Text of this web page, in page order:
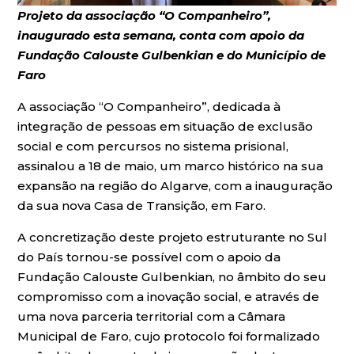
Projeto da associação “O Companheiro”,
inaugurado esta semana, conta com apoio da
Fundação Calouste Gulbenkian e do Município de
Faro
A associação “O Companheiro”, dedicada à
integração de pessoas em situação de exclusão
social e com percursos no sistema prisional,
assinalou a 18 de maio, um marco histórico na sua
expansão na região do Algarve, com a inauguração
da sua nova Casa de Transição, em Faro.
A concretização deste projeto estruturante no Sul
do País tornou-se possível com o apoio da
Fundação Calouste Gulbenkian, no âmbito do seu
compromisso com a inovação social, e através de
uma nova parceria territorial com a Câmara
Municipal de Faro, cujo protocolo foi formalizado